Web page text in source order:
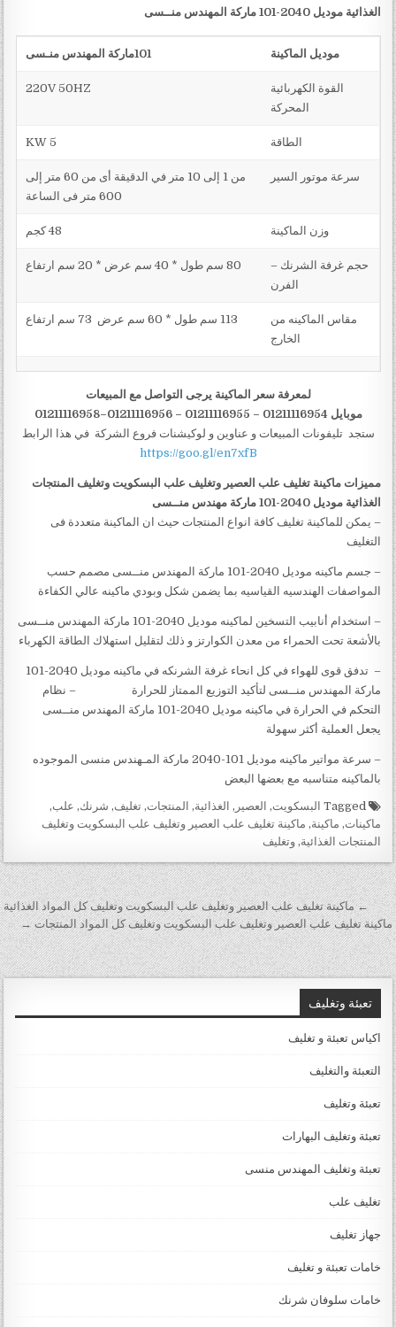
الغذائيةموديل 2040-101 ماركة المهندس منــسى
موديل الماكينة 101ماركة المهندس منـسى
القوة الكهربائية
المحركة
220V 50HZ
الطاقة 5 KW
سرعة موتور السير
من 1 إلى 10 متر في الدقيقة أى من 60 متر إلى
600 متر فى الساعة
وزن الماكينة 48 كجم
حجم غرفة الشرنك –
الفرن
80 سم طول * 40 سم عرض * 20 سم ارتفاع
مقاس الماكينه من
الخارج
113 سم طول * 60 سم عرض 73 سم ارتفاع
لمعرفة سعر الماكينة يرجى التواصل مع المبيعات
موبايل 01211116954 – 01211116955 – 01211116956–01211116958
ستجد تليفونات المبيعات و عناوين و لوكيشنات فروع الشركة في هذا الرابط
https://goo.gl/en7xfB
مميزاتماكينة تغليف علب العصير وتغليف علب البسكويت وتغليف المنتجات
الغذائيةموديل 2040-101 ماركة مهندس منــسى
– يمكن للماكينة تغليف كافة انواع المنتجات حيث ان الماكينة متعددة فى
التغليف
– جسم ماكينه موديل 2040-101 ماركة المهندس منــسى مصمم حسب
المواصفات الهندسيه القياسيه بما يضمن شكل وبودي ماكينه عالي الكفاءة
– استخدام أنابيب التسخين لماكينه موديل 2040-101 ماركة المهندس منــسى
بالأشعة تحت الحمراء من معدن الكوارتز و ذلك لتقليل استهلاك الطاقة الكهرباء
– تدفق قوى للهواء في كل انحاء غرفة الشرنكه في ماكينه موديل 2040-101
ماركة المهندس منــسى لتأكيد التوزيع الممتاز للحرارة – نظام
التحكم في الحرارة في ماكينه موديل 2040-101 ماركة المهندس منــسى
يجعل العملية أكثر سهولة
– سرعة مواتير ماكينه موديل 101-2040 ماركة المـهندس منسى الموجوده
بالماكينه متناسبه مع بعضها البعض
Tagged البسكويت, العصير , الغذائية, المنتجات,تغليف, شرنك, علب,
ماكينات, ماكينة, ماكينة تغليف علب العصير وتغليف علب البسكويت وتغليف
المنتجات الغذائية,وتغليف
تصفّح المقالات
← ماكينة تغليف علب العصير وتغليف علب البسكويت وتغليف كل المواد الغذائية
ماكينة تغليف علب العصير وتغليف علب البسكويت وتغليف كل المواد المنتجات →
تعبئة وتغليف
اكياس تعبئة و تغليف
التعبئة والتغليف
تعبئة وتغليف
تعبئة وتغليف البهارات
تعبئة وتغليف المهندس منسى
تغليف علب
جهاز تغليف
خامات تعبئة و تغليف
خامات سلوفان شرنك